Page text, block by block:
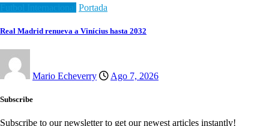
Portada
Real Madrid renueva a Vinícius hasta 2032
Mario Echeverry Ago 7, 2026
Subscribe
Subscribe to our newsletter to get our newest articles instantly!